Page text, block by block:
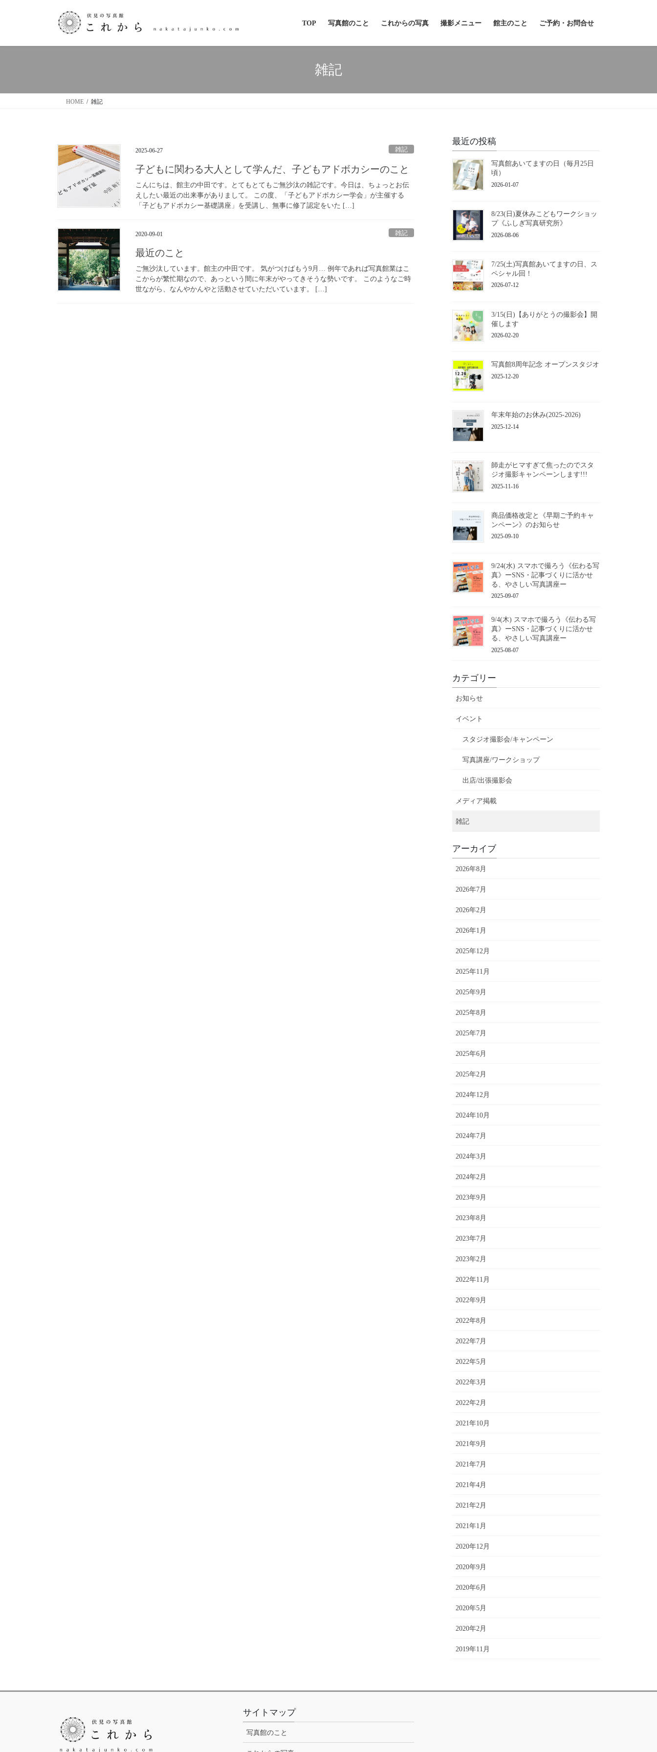
TOP 写真館のこと これからの写真 撮影メニュー 館主のこと ご予約・お問合せ
雑記
HOME 雑記
2025-06-27 雑記
子どもに関わる大人として学んだ、子どもアドボカシーのこと
こんにちは、館主の中田です。とてもとてもご無沙汰の雑記です。今日は、ちょっとお伝
えしたい最近の出来事がありまして。 この度、「子どもアドボカシー学会」が主催する
「子どもアドボカシー基礎講座」を受講し、無事に修了認定をいた […]
2020-09-01 雑記
最近のこと
ご無沙汰しています。館主の中田です。 気がつけばもう9月… 例年であれば写真館業はこ
こからが繁忙期なので、あっという間に年末がやってきそうな勢いです。 このようなご時
世ながら、なんやかんやと活動させていただいています。 […]
最近の投稿
写真館あいてますの日（毎月25日
頃）
2026-01-07
8/23(日)夏休みこどもワークショッ
プ《ふしぎ写真研究所》
2026-08-06
7/25(土)写真館あいてますの日、ス
ペシャル回！
2026-07-12
3/15(日)【ありがとうの撮影会】開
催します
2026-02-20
写真館8周年記念 オープンスタジオ
2025-12-20
年末年始のお休み(2025-2026)
2025-12-14
師走がヒマすぎて焦ったのでスタ
ジオ撮影キャンペーンします!!!
2025-11-16
商品価格改定と《早期ご予約キャ
ンペーン》のお知らせ
2025-09-10
9/24(水) スマホで撮ろう《伝わる写
真》ーSNS・記事づくりに活かせ
る、やさしい写真講座ー
2025-09-07
9/4(木) スマホで撮ろう《伝わる写
真》ーSNS・記事づくりに活かせ
る、やさしい写真講座ー
2025-08-07
カテゴリー
お知らせ
イベント
スタジオ撮影会/キャンペーン
写真講座/ワークショップ
出店/出張撮影会
メディア掲載
雑記
アーカイブ
2026年8月
2026年7月
2026年2月
2026年1月
2025年12月
2025年11月
2025年9月
2025年8月
2025年7月
2025年6月
2025年2月
2024年12月
2024年10月
2024年7月
2024年3月
2024年2月
2023年9月
2023年8月
2023年7月
2023年2月
2022年11月
2022年9月
2022年8月
2022年7月
2022年5月
2022年3月
2022年2月
2021年10月
2021年9月
2021年7月
2021年4月
2021年2月
2021年1月
2020年12月
2020年9月
2020年6月
2020年5月
2020年2月
2019年11月
サイトマップ
写真館のこと